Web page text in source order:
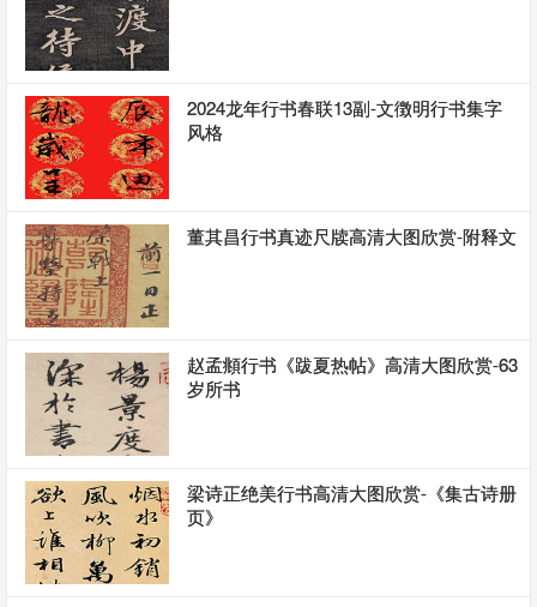
2024龙年行书春联13副-文徴明行书集字
风格
董其昌行书真迹尺牍高清大图欣赏-附释文
赵孟頫行书《跋夏热帖》高清大图欣赏-63
岁所书
梁诗正绝美行书高清大图欣赏-《集古诗册
页》